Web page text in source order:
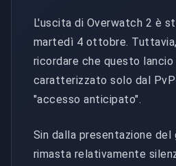
L'uscita di Overwatch 2 è
martedì 4 ottobre.
ricordare che questo lancio
caratterizzato solo dal
"accesso anticipato".
Sin dalla presentazione del
rimasta relativamente